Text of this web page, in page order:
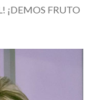
¡DEMOS FRUTO